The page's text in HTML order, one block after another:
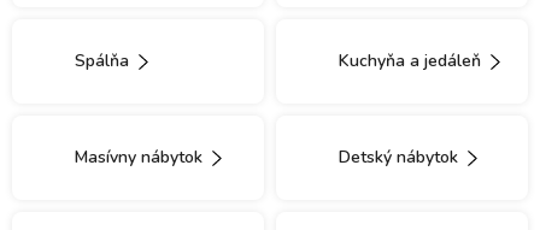
Spálňa Kuchyňa a jedáleň
Masívny nábytok Detský nábytok